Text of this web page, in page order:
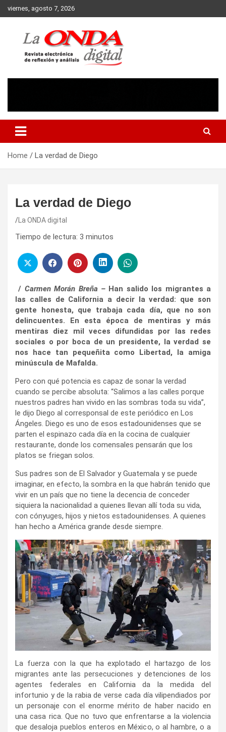
Skip
to
viernes, agosto 7, 2026
Home La verdad de Diego
La verdad de Diego
La ONDA digital
Tiempo de lectura: 3 minutos
/ Carmen Morán Breña – Han salido los migrantes a
las calles de California a decir la verdad: que son
gente honesta, que trabaja cada día, que no son
delincuentes. En esta época de mentiras y más
mentiras diez mil veces difundidas por las redes
sociales o por boca de un presidente, la verdad se
nos hace tan pequeñita como Libertad, la amiga
minúscula de Mafalda.
Pero con qué potencia es capaz de sonar la verdad
cuando se percibe absoluta: “Salimos a las calles porque
nuestros padres han vivido en las sombras toda su vida”,
le dijo Diego al corresponsal de este periódico en Los
Ángeles. Diego es uno de esos estadounidenses que se
parten el espinazo cada día en la cocina de cualquier
restaurante, donde los comensales pensarán que los
platos se friegan solos.
Sus padres son de El Salvador y Guatemala y se puede
imaginar, en efecto, la sombra en la que habrán tenido que
vivir en un país que no tiene la decencia de conceder
siquiera la nacionalidad a quienes llevan allí toda su vida,
con cónyuges, hijos y nietos estadounidenses. A quienes
han hecho a América grande desde siempre.
‌La fuerza con la que ha explotado el hartazgo de los
migrantes ante las persecuciones y detenciones de los
agentes federales en California da la medida del
infortunio y de la rabia de verse cada día vilipendiados por
un personaje con el enorme mérito de haber nacido en
una casa rica. Que no tuvo que enfrentarse a la violencia
que desaloja pueblos enteros en México, o al hambre, o a